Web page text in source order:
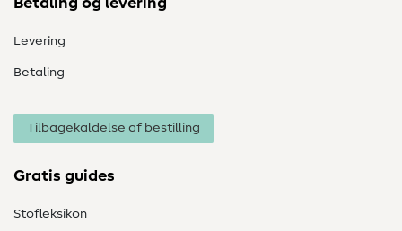
Betaling og levering
Levering
Betaling
Tilbagekaldelse af bestilling
Gratis guides
Stofleksikon